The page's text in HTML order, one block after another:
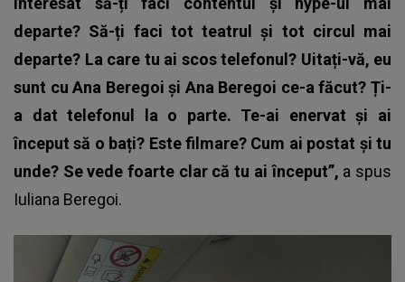
departe? Să-ți faci tot teatrul și tot circul mai
departe? La care tu ai scos telefonul? Uitați-vă, eu
sunt cu Ana Beregoi și Ana Beregoi ce-a făcut? Ți-
a dat telefonul la o parte. Te-ai enervat și ai
început să o bați? Este filmare? Cum ai postat și tu
unde? Se vede foarte clar că tu ai început”, a spus
Iuliana Beregoi.